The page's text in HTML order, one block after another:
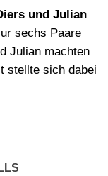
und Julian
sechs Paare
Julian machten
stellte sich dabei